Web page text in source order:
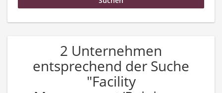
2 Unternehmen
entsprechend der Suche
"Facility